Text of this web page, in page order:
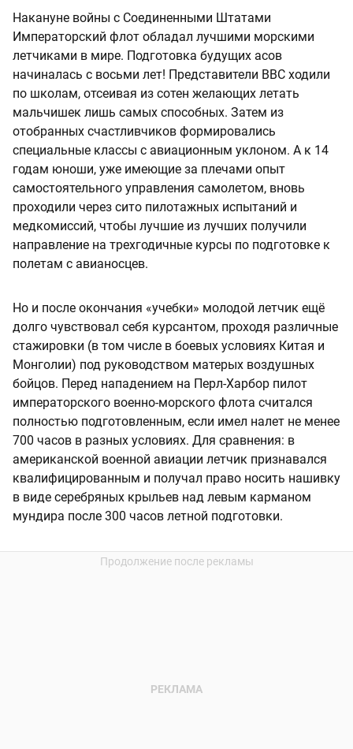
Накануне войны с Соединенными Штатами
Императорский флот обладал лучшими морскими
летчиками в мире. Подготовка будущих асов
начиналась с восьми лет! Представители ВВС ходили
по школам, отсеивая из сотен желающих летать
мальчишек лишь самых способных. Затем из
отобранных счастливчиков формировались
специальные классы с авиационным уклоном. А к 14
годам юноши, уже имеющие за плечами опыт
самостоятельного управления самолетом, вновь
проходили через сито пилотажных испытаний и
медкомиссий, чтобы лучшие из лучших получили
направление на трехгодичные курсы по подготовке к
полетам с авианосцев.
Но и после окончания «учебки» молодой летчик ещё
долго чувствовал себя курсантом, проходя различные
стажировки (в том числе в боевых условиях Китая и
Монголии) под руководством матерых воздушных
бойцов. Перед нападением на Перл-Харбор пилот
императорского военно-морского флота считался
полностью подготовленным, если имел налет не менее
700 часов в разных условиях. Для сравнения: в
американской военной авиации летчик признавался
квалифицированным и получал право носить нашивку
в виде серебряных крыльев над левым карманом
мундира после 300 часов летной подготовки.